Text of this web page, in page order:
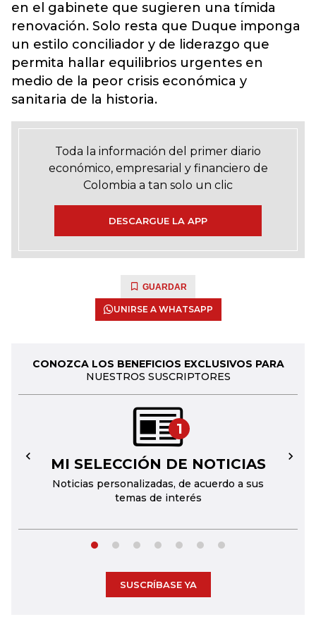
en el gabinete que sugieren una tímida
renovación. Solo resta que Duque imponga
un estilo conciliador y de liderazgo que
permita hallar equilibrios urgentes en
medio de la peor crisis económica y
sanitaria de la historia.
Toda la información del primer diario
económico, empresarial y financiero de
Colombia a tan solo un clic
DESCARGUE LA APP
GUARDAR
UNIRSE A WHATSAPP
CONOZCA LOS BENEFICIOS EXCLUSIVOS PARA
NUESTROS SUSCRIPTORES
1
MI SELECCIÓN DE NOTICIAS
Noticias personalizadas, de acuerdo a sus
temas de interés
← →
SUSCRÍBASE YA